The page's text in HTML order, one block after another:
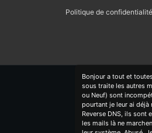
Politique de confidentialité
Bonjour a tout et
sous traite les autres
ou Neuf) sont
pourtant je leur ai
Reverse DNS, ils sont
les mails là ne